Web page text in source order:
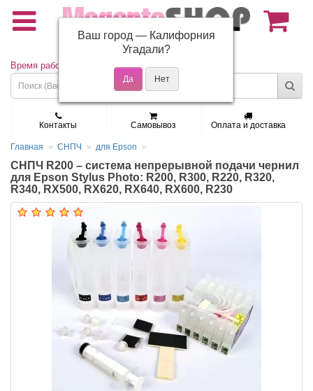
(495) 150-01-37
Время работы: Пн - Пт 9:30 - 19:00
Контакты Самовывоз Оплата и доставка
Главная СНПЧ для Epson
СНПЧ R200 – система непрерывной подачи чернил
для Epson Stylus Photo: R200, R300, R220, R320,
R340, RX500, RX620, RX640, RX600, R230
Ваш город — Калифорния
Угадали?